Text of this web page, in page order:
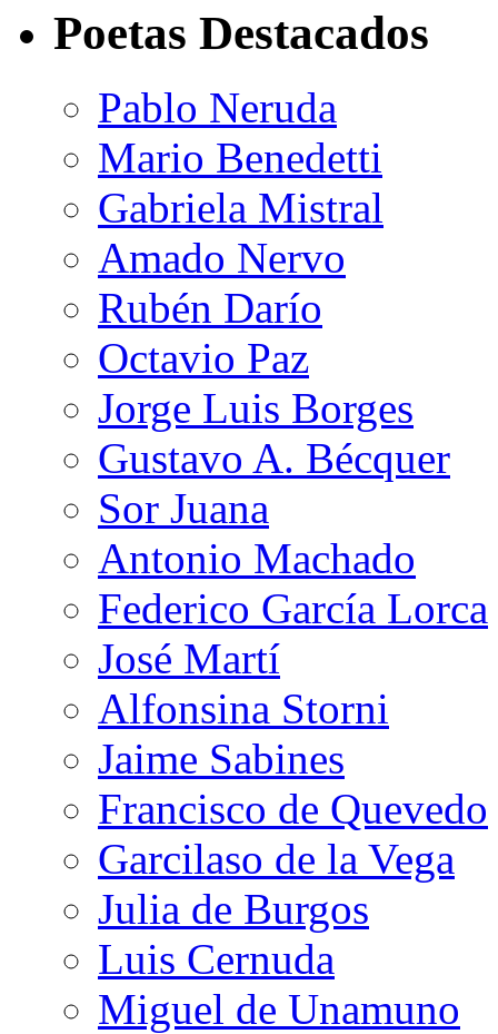
Poetas Destacados
Pablo Neruda
Mario Benedetti
Gabriela Mistral
Amado Nervo
Rubén Darío
Octavio Paz
Jorge Luis Borges
Gustavo A. Bécquer
Sor Juana
Antonio Machado
Federico García Lorca
José Martí
Alfonsina Storni
Jaime Sabines
Francisco de Quevedo
Garcilaso de la Vega
Julia de Burgos
Luis Cernuda
Miguel de Unamuno